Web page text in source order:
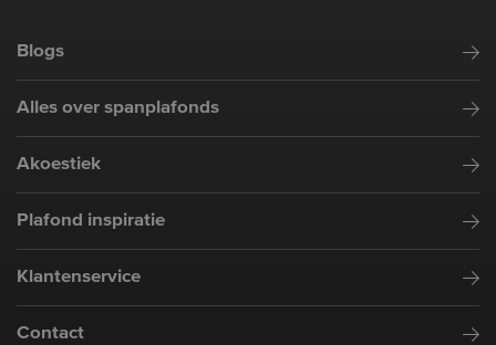
Blogs
Alles over spanplafonds
Akoestiek
Plafond inspiratie
Klantenservice
Contact